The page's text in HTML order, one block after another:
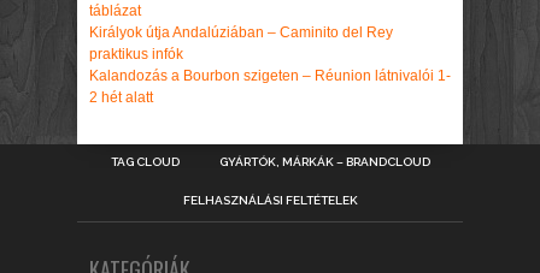
táblázat
Királyok útja Andalúziában – Caminito del Rey
praktikus infók
Kalandozás a Bourbon szigeten – Réunion látnivalói 1-
2 hét alatt
TAG CLOUD GYÁRTÓK, MÁRKÁK – BRANDCLOUD
FELHASZNÁLÁSI FELTÉTELEK